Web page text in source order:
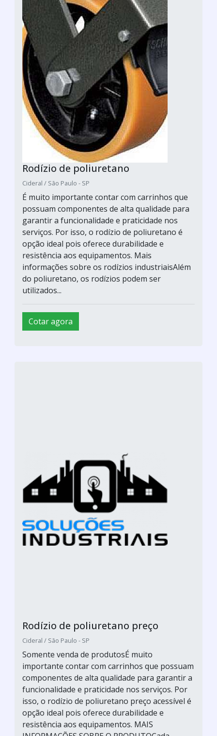
Rodízio de poliuretano
Cideral / São Paulo - SP
É muito importante contar com carrinhos que
possuam componentes de alta qualidade para
garantir a funcionalidade e praticidade nos
serviços. Por isso, o rodízio de poliuretano é
opção ideal pois oferece durabilidade e
resistência aos equipamentos. Mais
informações sobre os rodízios industriaisAlém
do poliuretano, os rodízios podem ser
utilizados...
Cotar agora
Rodízio de poliuretano preço
Cideral / São Paulo - SP
Somente venda de produtosÉ muito
importante contar com carrinhos que possuam
componentes de alta qualidade para garantir a
funcionalidade e praticidade nos serviços. Por
isso, o rodízio de poliuretano preço acessível é
opção ideal pois oferece durabilidade e
resistência aos equipamentos. MAIS